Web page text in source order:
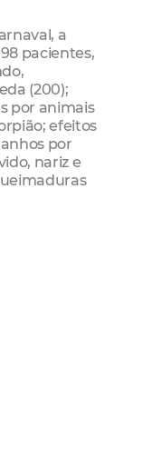
a
pacientes,
(200);
por animais
efeitos
por
nariz e